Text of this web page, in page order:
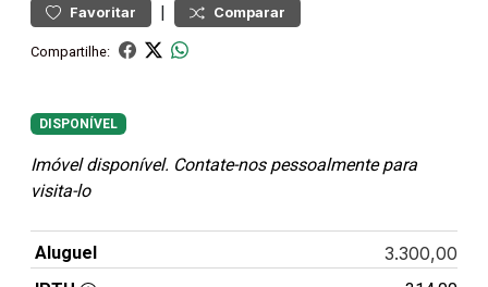
Favoritar | Comparar
Compartilhe:
DISPONÍVEL
Imóvel disponível. Contate-nos pessoalmente para
visita-lo
Aluguel 3.300,00